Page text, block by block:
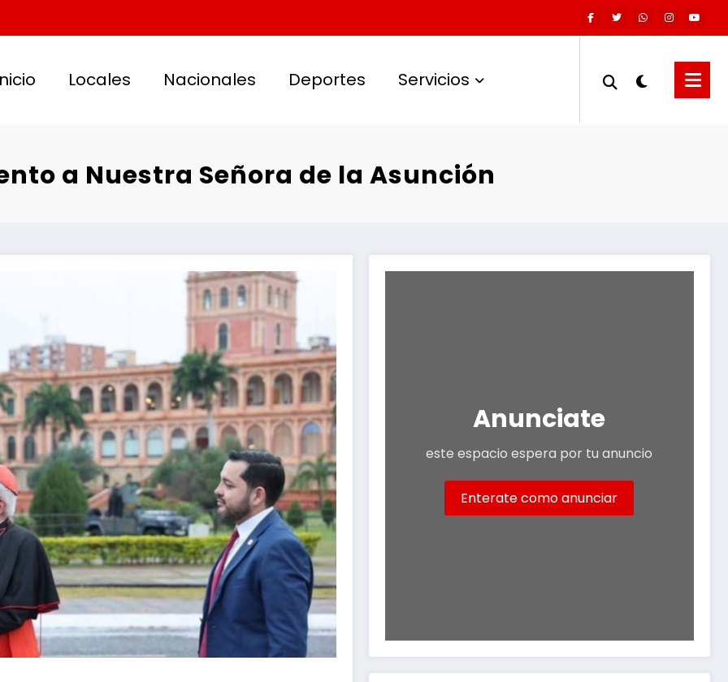
Locales Nacionales Deportes Servicios
a Nuestra Señora de la Asunción
Anunciate
este espacio espera por tu anuncio
Enterate como anunciar